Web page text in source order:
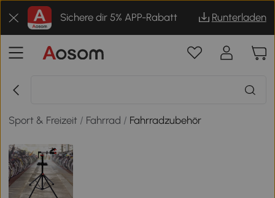
Sichere dir 5% APP-Rabatt Runterladen
Sport & Freizeit / Fahrrad / Fahrradzubehör